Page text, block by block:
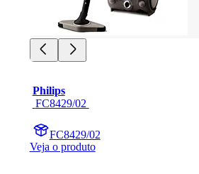
Philips
FC8429/02
FC8429/02
Veja o produto